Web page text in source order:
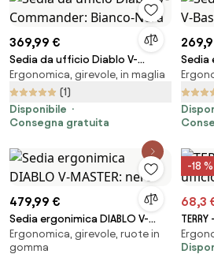
369,99 €
Sedia da ufficio Diablo V-
Commander: Bianco-Nera
Ergonomica, girevole, in maglia
(1)
Disponibile
Consegna gratuita
Sedia
Basic:
479,99 €
Sedia ergonimica DIABLO V-
MASTER: nero
Ergonomica, girevole, ruote in
gomma
-18 %
68,3
ruote